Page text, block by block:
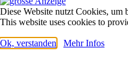
Diese Website nutzt Cookies, um
This website uses cookies to
Ok, verstanden Mehr Infos